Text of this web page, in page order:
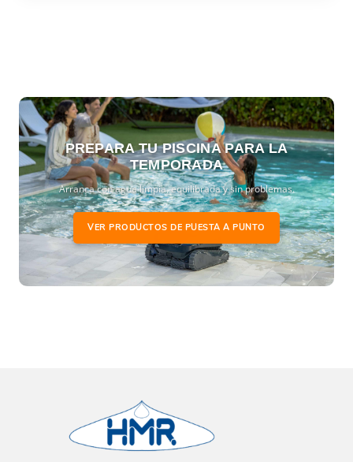
PREPARA TU PISCINA PARA LA
TEMPORADA
Arranca con agua limpia, equilibrada y sin problemas.
VER PRODUCTOS DE PUESTA A PUNTO